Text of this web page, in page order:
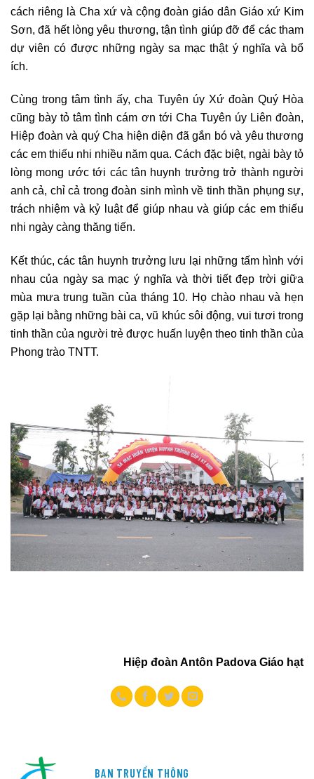
cách riêng là Cha xứ và cộng đoàn giáo dân Giáo xứ Kim
Sơn, đã hết lòng yêu thương, tận tình giúp đỡ để các tham
dự viên có được những ngày sa mạc thật ý nghĩa và bổ
ích.
Cùng trong tâm tình ấy, cha Tuyên úy Xứ đoàn Quý Hòa
cũng bày tỏ tâm tình cám ơn tới Cha Tuyên úy Liên đoàn,
Hiệp đoàn và quý Cha hiện diện đã gắn bó và yêu thương
các em thiếu nhi nhiều năm qua. Cách đặc biệt, ngài bày tỏ
lòng mong ước tới các tân huynh trưởng trở thành người
anh cả, chỉ cả trong đoàn sinh mình về tinh thần phụng sự,
trách nhiệm và kỷ luật để giúp nhau và giúp các em thiếu
nhi ngày càng thăng tiến.
Kết thúc, các tân huynh trưởng lưu lại những tấm hình với
nhau của ngày sa mạc ý nghĩa và thời tiết đẹp trời giữa
mùa mưa trung tuần của tháng 10. Họ chào nhau và hẹn
gặp lại bằng những bài ca, vũ khúc sôi động, vui tươi trong
tinh thần của người trẻ được huấn luyện theo tinh thần của
Phong trào TNTT.
Hiệp đoàn Antôn Padova Giáo hạt
BAN TRUYỀN THÔNG